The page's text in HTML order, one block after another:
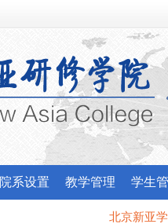
院系设置 教学管理 学生
北京新亚学院